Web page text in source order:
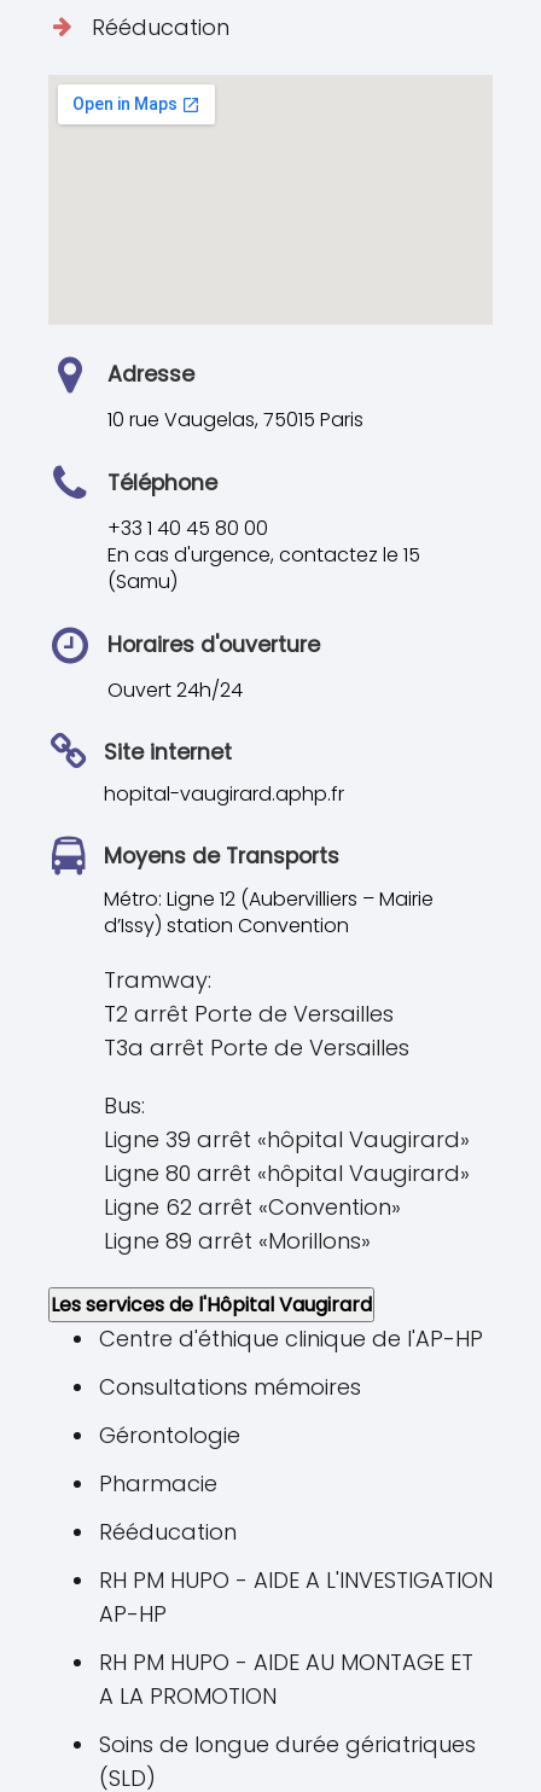
Rééducation
Adresse
10 rue Vaugelas, 75015 Paris
Téléphone
+33 1 40 45 80 00
En cas d'urgence, contactez le 15
(Samu)
Horaires d'ouverture
Ouvert 24h/24
Site internet
hopital-vaugirard.aphp.fr
Moyens de Transports
Métro: Ligne 12 (Aubervilliers – Mairie
d’Issy) station Convention
Tramway:
T2 arrêt Porte de Versailles
T3a arrêt Porte de Versailles
Bus:
Ligne 39 arrêt «hôpital Vaugirard»
Ligne 80 arrêt «hôpital Vaugirard»
Ligne 62 arrêt «Convention»
Ligne 89 arrêt «Morillons»
Les services de l'Hôpital Vaugirard
Centre d'éthique clinique de l'AP-HP
Consultations mémoires
Gérontologie
Pharmacie
Rééducation
RH PM HUPO - AIDE A L'INVESTIGATION
AP-HP
RH PM HUPO - AIDE AU MONTAGE ET
A LA PROMOTION
Soins de longue durée gériatriques
(SLD)